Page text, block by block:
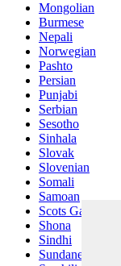
Mongolian
Burmese
Nepali
Norwegian
Pashto
Persian
Punjabi
Serbian
Sesotho
Sinhala
Slovak
Slovenian
Somali
Samoan
Scots Gaelic
Shona
Sindhi
Sundanese